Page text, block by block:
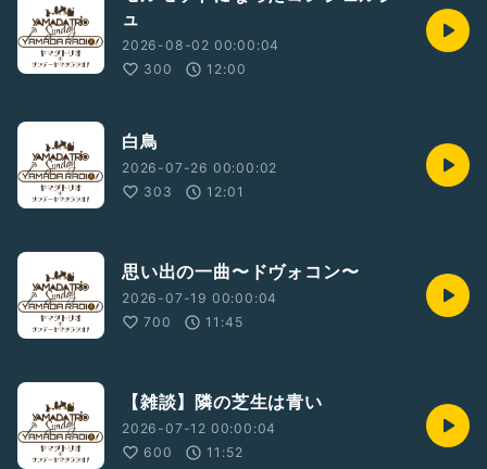
ュ
2026-08-02 00:00:04
300
12:00
白鳥
2026-07-26 00:00:02
303
12:01
思い出の一曲〜ドヴォコン〜
2026-07-19 00:00:04
700
11:45
【雑談】隣の芝生は青い
2026-07-12 00:00:04
600
11:52